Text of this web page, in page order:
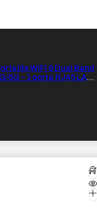
WiFi 6 Dual Band
5G – 1 porta RJ45 LAN,